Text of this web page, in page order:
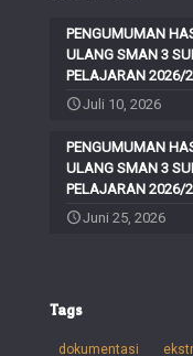
PENGUMUMAN
ULANG SMAN 3
PELAJARAN 2026/
Juli 10, 2026
PENGUMUMAN
ULANG SMAN 3
PELAJARAN 2026/
Juni 25, 2026
Tags
dokumentasi